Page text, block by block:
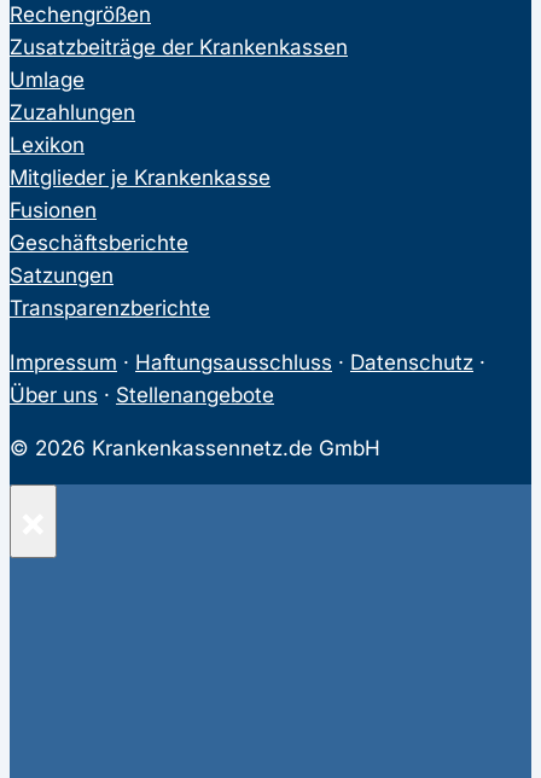
Rechengrößen
Zusatzbeiträge der Krankenkassen
Umlage
Zuzahlungen
Lexikon
Mitglieder je Krankenkasse
Fusionen
Geschäftsberichte
Satzungen
Transparenzberichte
Impressum · Haftungsausschluss · Datenschutz ·
Über uns · Stellenangebote
© 2026 Krankenkassennetz.de GmbH